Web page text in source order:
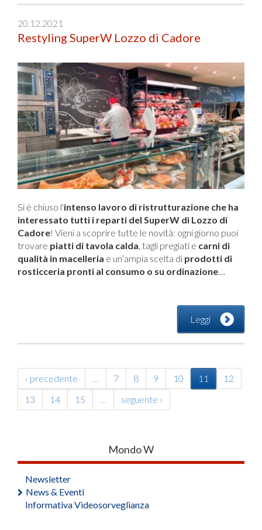
20.12.2021
Restyling SuperW Lozzo di Cadore
Si è chiuso l'intenso lavoro di ristrutturazione che ha
interessato tutti i reparti del SuperW di Lozzo di
Cadore! Vieni a scoprire tutte le novità: ogni giorno puoi
trovare piatti di tavola calda, tagli pregiati e carni di
qualità in macelleria e un’ampia scelta di prodotti di
rosticceria pronti al consumo o su ordinazione....
Leggi
‹ precedente … 7 8 9 10 11
12
13
14 15 … seguente ›
Mondo W
Newsletter
News & Eventi
Informativa Videosorveglianza